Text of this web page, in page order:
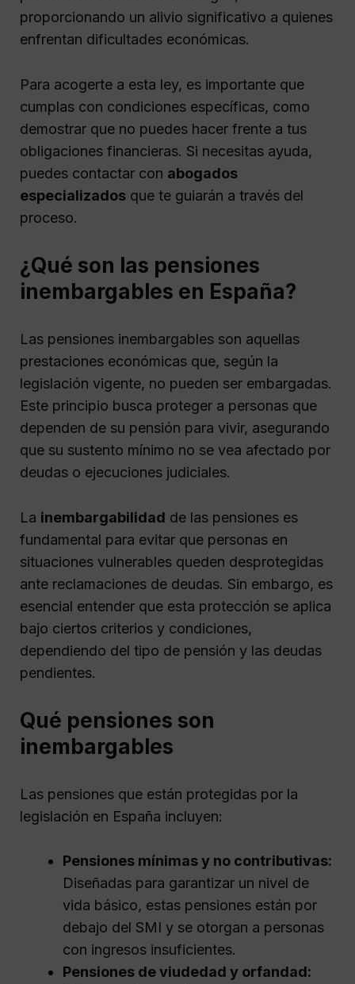
proporcionando un alivio significativo a quienes
enfrentan dificultades económicas.
Para acogerte a esta ley, es importante que
cumplas con condiciones específicas, como
demostrar que no puedes hacer frente a tus
obligaciones financieras. Si necesitas ayuda,
puedes contactar con abogados
especializados que te guiarán a través del
proceso.
¿Qué son las pensiones
inembargables en España?
Las pensiones inembargables son aquellas
prestaciones económicas que, según la
legislación vigente, no pueden ser embargadas.
Este principio busca proteger a personas que
dependen de su pensión para vivir, asegurando
que su sustento mínimo no se vea afectado por
deudas o ejecuciones judiciales.
La inembargabilidad de las pensiones es
fundamental para evitar que personas en
situaciones vulnerables queden desprotegidas
ante reclamaciones de deudas. Sin embargo, es
esencial entender que esta protección se aplica
bajo ciertos criterios y condiciones,
dependiendo del tipo de pensión y las deudas
pendientes.
Qué pensiones son
inembargables
Las pensiones que están protegidas por la
legislación en España incluyen:
Pensiones mínimas y no contributivas:
Diseñadas para garantizar un nivel de
vida básico, estas pensiones están por
debajo del SMI y se otorgan a personas
con ingresos insuficientes.
Pensiones de viudedad y orfandad: